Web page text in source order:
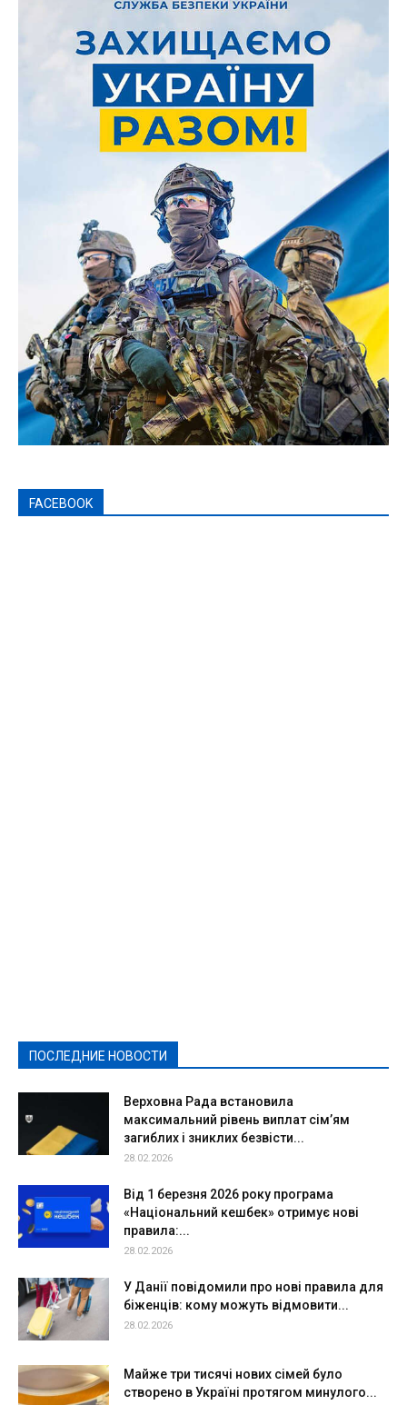
FACEBOOK
ПОСЛЕДНИЕ НОВОСТИ
Верховна Рада встановила
максимальний рівень виплат сім’ям
загиблих і зниклих безвісти...
28.02.2026
Від 1 березня 2026 року програма
«Національний кешбек» отримує нові
правила:...
28.02.2026
У Данії повідомили про нові правила для
біженців: кому можуть відмовити...
28.02.2026
Майже три тисячі нових сімей було
створено в Україні протягом минулого...